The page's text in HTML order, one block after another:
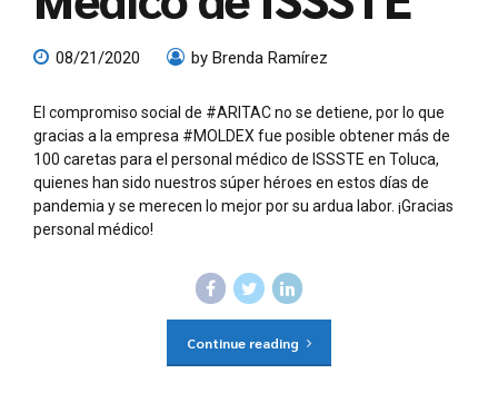
08/21/2020 by Brenda Ramírez
El compromiso social de #ARITAC no se detiene, por lo que
gracias a la empresa #MOLDEX fue posible obtener más de
100 caretas para el personal médico de ISSSTE en Toluca,
quienes han sido nuestros súper héroes en estos días de
pandemia y se merecen lo mejor por su ardua labor. ¡Gracias
personal médico!
Continue reading